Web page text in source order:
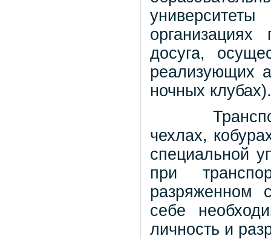
досуга,
реализующих
ночных клубах).
чехлах,
специальной
при
разряженном
себе
личность и